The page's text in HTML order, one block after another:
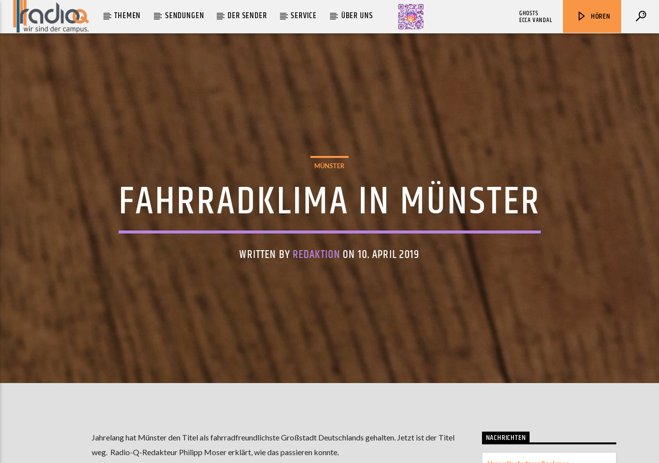
THEMEN SENDUNGEN DER SENDER SERVICE ÜBER UNS HÖREN
GHOSTS
ECCA VANDAL
COFFEESHOP
MÜNSTER
FAHRRADKLIMA IN MÜNSTER
WRITTEN BY REDAKTION ON 10. APRIL 2019
Jahrelang hat Münster den Titel als fahrradfreundlichste Großstadt Deutschlands gehalten. Jetzt ist der Titel
weg. Radio-Q-Redakteur Philipp Moser erklärt, wie das passieren konnte.
NACHRICHTEN